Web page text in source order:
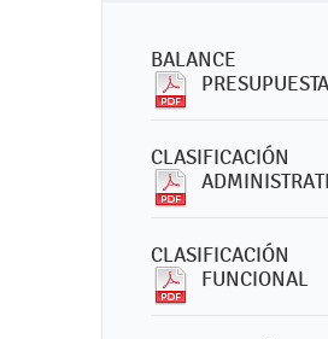
BALANCE
CLASIFICACIÓN
CLASIFICACIÓN
FUNCIONAL